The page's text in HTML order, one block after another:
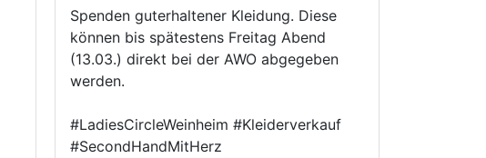
Spenden guterhaltener Kleidung. Diese
können bis spätestens Freitag Abend
(13.03.) direkt bei der AWO abgegeben
werden.
#LadiesCircleWeinheim #Kleiderverkauf
#SecondHandMitHerz